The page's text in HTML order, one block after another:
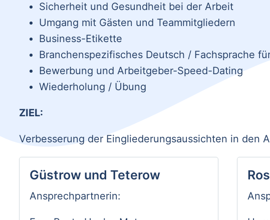
Sicherheit und Gesundheit bei der Arbeit
Umgang mit Gästen und Teammitgliedern
Business-Etikette
Branchenspezifisches Deutsch / Fachsprache
Bewerbung und Arbeitgeber-Speed-Dating
Wiederholung / Übung
ZIEL:
Verbesserung der Eingliederungsaussichten in den
Güstrow und Teterow
Ansprechpartnerin: